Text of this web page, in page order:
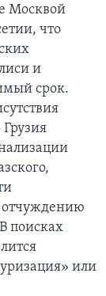
Москвой
что
и
срок.
отчуждению
поисках
или